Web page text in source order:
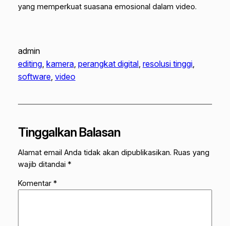
yang memperkuat suasana emosional dalam video.
admin
editing, kamera, perangkat digital, resolusi tinggi
software, video
Tinggalkan Balasan
Alamat email Anda tidak akan dipublikasikan. Ruas yang
wajib ditandai *
Komentar *